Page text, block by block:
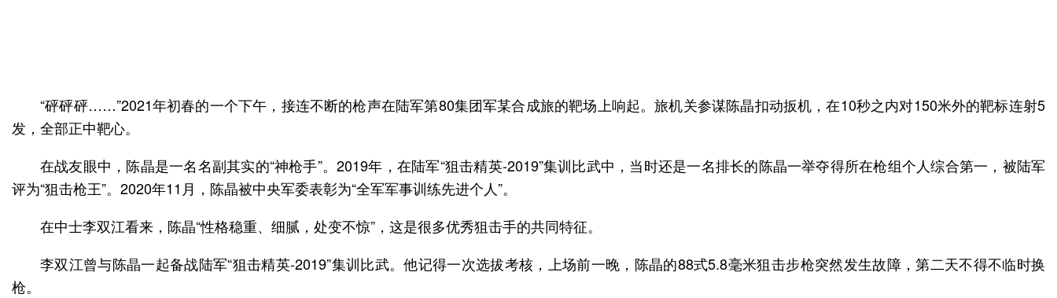
“砰砰砰……”2021年初春的一个下午，接连不断的枪声在陆军第80集团军某合成旅的靶场上响起。旅机关参谋陈晶扣动扳机，在10秒之内对150米外的靶标连射5
发，全部正中靶心。
在战友眼中，陈晶是一名名副其实的“神枪手”。2019年，在陆军“狙击精英-2019”集训比武中，当时还是一名排长的陈晶一举夺得所在枪组个人综合第一，被陆军
评为“狙击枪王”。2020年11月，陈晶被中央军委表彰为“全军军事训练先进个人”。
在中士李双江看来，陈晶“性格稳重、细腻，处变不惊”，这是很多优秀狙击手的共同特征。
李双江曾与陈晶一起备战陆军“狙击精英-2019”集训比武。他记得一次选拔考核，上场前一晚，陈晶的88式5.8毫米狙击步枪突然发生故障，第二天不得不临时换
枪。